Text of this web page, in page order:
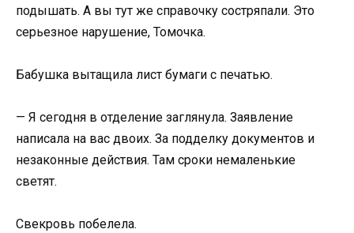
подышать. А вы тут же справочку состряпали. Это
серьезное нарушение, Томочка.
Бабушка вытащила лист бумаги с печатью.
— Я сегодня в отделение заглянула. Заявление
написала на вас двоих. За подделку документов и
незаконные действия. Там сроки немаленькие
светят.
Свекровь побелела.